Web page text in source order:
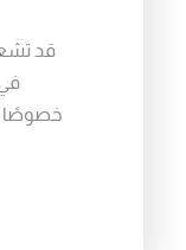
قد
خصوصًا